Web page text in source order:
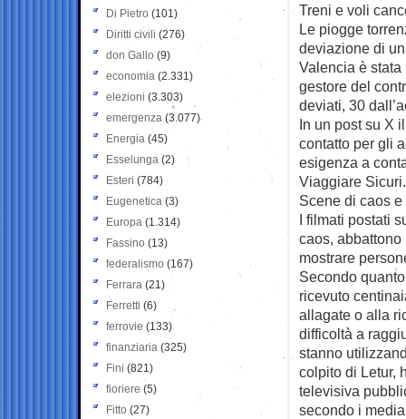
Treni e voli
Le piogge
deviazione di
Valencia è
gestore del
deviati, 30
In un post su X
contatto per gli
esigenza a
Viaggiare Sicuri.
Scene di caos
I filmati postati
caos,
mostrare
Secondo
ricevuto
allagate o alla
difficoltà a
stanno
colpito di Letur,
televisiva
secondo i
Di Pietro (101)
Diritti civili (276)
don Gallo (9)
economia (2.331)
elezioni (3.303)
emergenza (3.077)
Energia (45)
Esselunga (2)
Esteri (784)
Eugenetica (3)
Europa (1.314)
Fassino (13)
federalismo (167)
Ferrara (21)
Ferretti (6)
ferrovie (133)
finanziaria (325)
Fini (821)
fioriere (5)
Fitto (27)